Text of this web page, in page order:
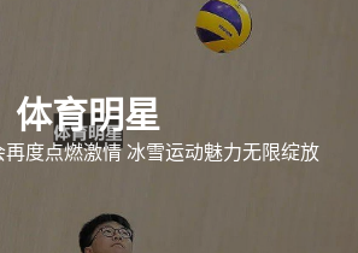
体育明星
再度点燃激情 冰雪运动魅力无限绽放